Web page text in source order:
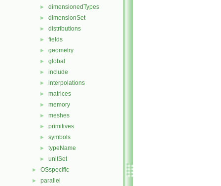
► dimensionedTypes
► dimensionSet
► distributions
► fields
► geometry
► global
► include
► interpolations
► matrices
► memory
► meshes
► primitives
► symbols
► typeName
► unitSet
► OSspecific
► parallel